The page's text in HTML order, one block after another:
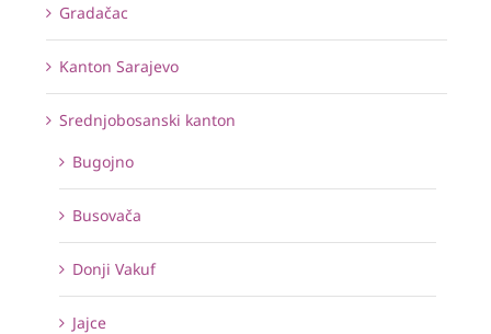
Gradačac
Kanton Sarajevo
Srednjobosanski kanton
Bugojno
Busovača
Donji Vakuf
Jajce